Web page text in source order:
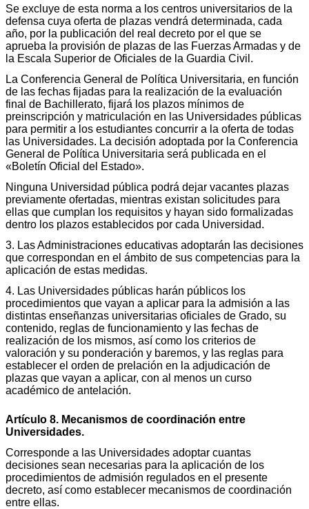
Se excluye de esta norma a los centros universitarios de la
defensa cuya oferta de plazas vendrá determinada, cada
año, por la publicación del real decreto por el que se
aprueba la provisión de plazas de las Fuerzas Armadas y de
la Escala Superior de Oficiales de la Guardia Civil.
La Conferencia General de Política Universitaria, en función
de las fechas fijadas para la realización de la evaluación
final de Bachillerato, fijará los plazos mínimos de
preinscripción y matriculación en las Universidades públicas
para permitir a los estudiantes concurrir a la oferta de todas
las Universidades. La decisión adoptada por la Conferencia
General de Política Universitaria será publicada en el
«Boletín Oficial del Estado».
Ninguna Universidad pública podrá dejar vacantes plazas
previamente ofertadas, mientras existan solicitudes para
ellas que cumplan los requisitos y hayan sido formalizadas
dentro los plazos establecidos por cada Universidad.
3. Las Administraciones educativas adoptarán las decisiones
que correspondan en el ámbito de sus competencias para la
aplicación de estas medidas.
4. Las Universidades públicas harán públicos los
procedimientos que vayan a aplicar para la admisión a las
distintas enseñanzas universitarias oficiales de Grado, su
contenido, reglas de funcionamiento y las fechas de
realización de los mismos, así como los criterios de
valoración y su ponderación y baremos, y las reglas para
establecer el orden de prelación en la adjudicación de
plazas que vayan a aplicar, con al menos un curso
académico de antelación.
Artículo 8. Mecanismos de coordinación entre
Universidades.
Corresponde a las Universidades adoptar cuantas
decisiones sean necesarias para la aplicación de los
procedimientos de admisión regulados en el presente
decreto, así como establecer mecanismos de coordinación
entre ellas.